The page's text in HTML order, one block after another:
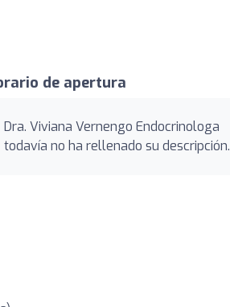
de apertura
Dra. Viviana Vernengo Endocrinologa
todavía no ha rellenado su descripción.